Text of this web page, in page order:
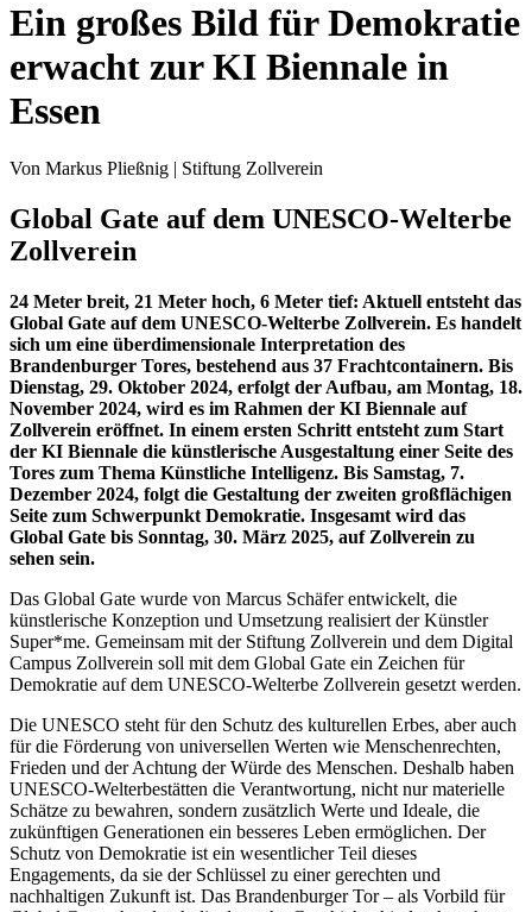
Ein großes Bild für Demokratie
erwacht zur KI Biennale in
Essen
Von Markus Pließnig | Stiftung Zollverein
Global Gate auf dem UNESCO-Welterbe
Zollverein
24 Meter breit, 21 Meter hoch, 6 Meter tief: Aktuell entsteht das
Global Gate auf dem UNESCO-Welterbe Zollverein. Es handelt
sich um eine überdimensionale Interpretation des
Brandenburger Tores, bestehend aus 37 Frachtcontainern. Bis
Dienstag, 29. Oktober 2024, erfolgt der Aufbau, am Montag, 18.
November 2024, wird es im Rahmen der KI Biennale auf
Zollverein eröffnet. In einem ersten Schritt entsteht zum Start
der KI Biennale die künstlerische Ausgestaltung einer Seite des
Tores zum Thema Künstliche Intelligenz. Bis Samstag, 7.
Dezember 2024, folgt die Gestaltung der zweiten großflächigen
Seite zum Schwerpunkt Demokratie. Insgesamt wird das
Global Gate bis Sonntag, 30. März 2025, auf Zollverein zu
sehen sein.
Das Global Gate wurde von Marcus Schäfer entwickelt, die
künstlerische Konzeption und Umsetzung realisiert der Künstler
Super*me. Gemeinsam mit der Stiftung Zollverein und dem Digital
Campus Zollverein soll mit dem Global Gate ein Zeichen für
Demokratie auf dem UNESCO-Welterbe Zollverein gesetzt werden.
Die UNESCO steht für den Schutz des kulturellen Erbes, aber auch
für die Förderung von universellen Werten wie Menschenrechten,
Frieden und der Achtung der Würde des Menschen. Deshalb haben
UNESCO-Welterbestätten die Verantwortung, nicht nur materielle
Schätze zu bewahren, sondern zusätzlich Werte und Ideale, die
zukünftigen Generationen ein besseres Leben ermöglichen. Der
Schutz von Demokratie ist ein wesentlicher Teil dieses
Engagements, da sie der Schlüssel zu einer gerechten und
nachhaltigen Zukunft ist. Das Brandenburger Tor – als Vorbild für